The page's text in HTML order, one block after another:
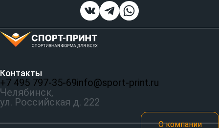
Контакты
+7 495 797‑35-69info@sport-print.ru
Челябинск,
ул. Российская д. 222
О компании